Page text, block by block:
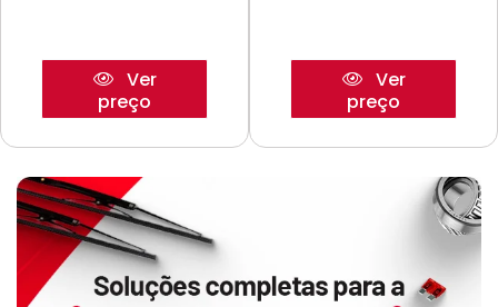
Ver
preço
Ver
preço